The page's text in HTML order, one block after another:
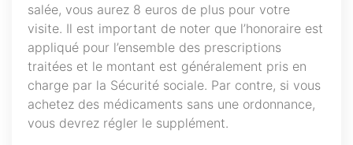
salée, vous aurez 8 euros de plus pour votre
visite. Il est important de noter que l’honoraire est
appliqué pour l’ensemble des prescriptions
traitées et le montant est généralement pris en
charge par la Sécurité sociale. Par contre, si vous
achetez des médicaments sans une ordonnance,
vous devrez régler le supplément.